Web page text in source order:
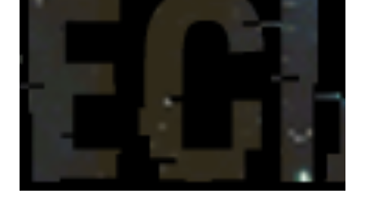
Per farvi un esempio nel 2015 mi sembra di aver letto
troppi libri impegnativi e davvero pochi libri "leggeri", il
che non è sempre un bene. Credo che sia stata la principale
causa per il mio calo di letture. Comunque, ogni mese -
nessun giorno fisso, però - pubblicherò questo post.
Spero che la rubrica sia di vostro gradimento. GENNAIO
TBR+OBIETTIVI Questa è la mia tbr del mese...